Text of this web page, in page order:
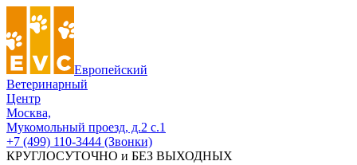
Европейский
Ветеринарный
Центр
Москва,
Мукомольный проезд, д.2 с.1
+7 (499) 110-3444 (Звонки)
КРУГЛОСУТОЧНО и БЕЗ ВЫХОДНЫХ